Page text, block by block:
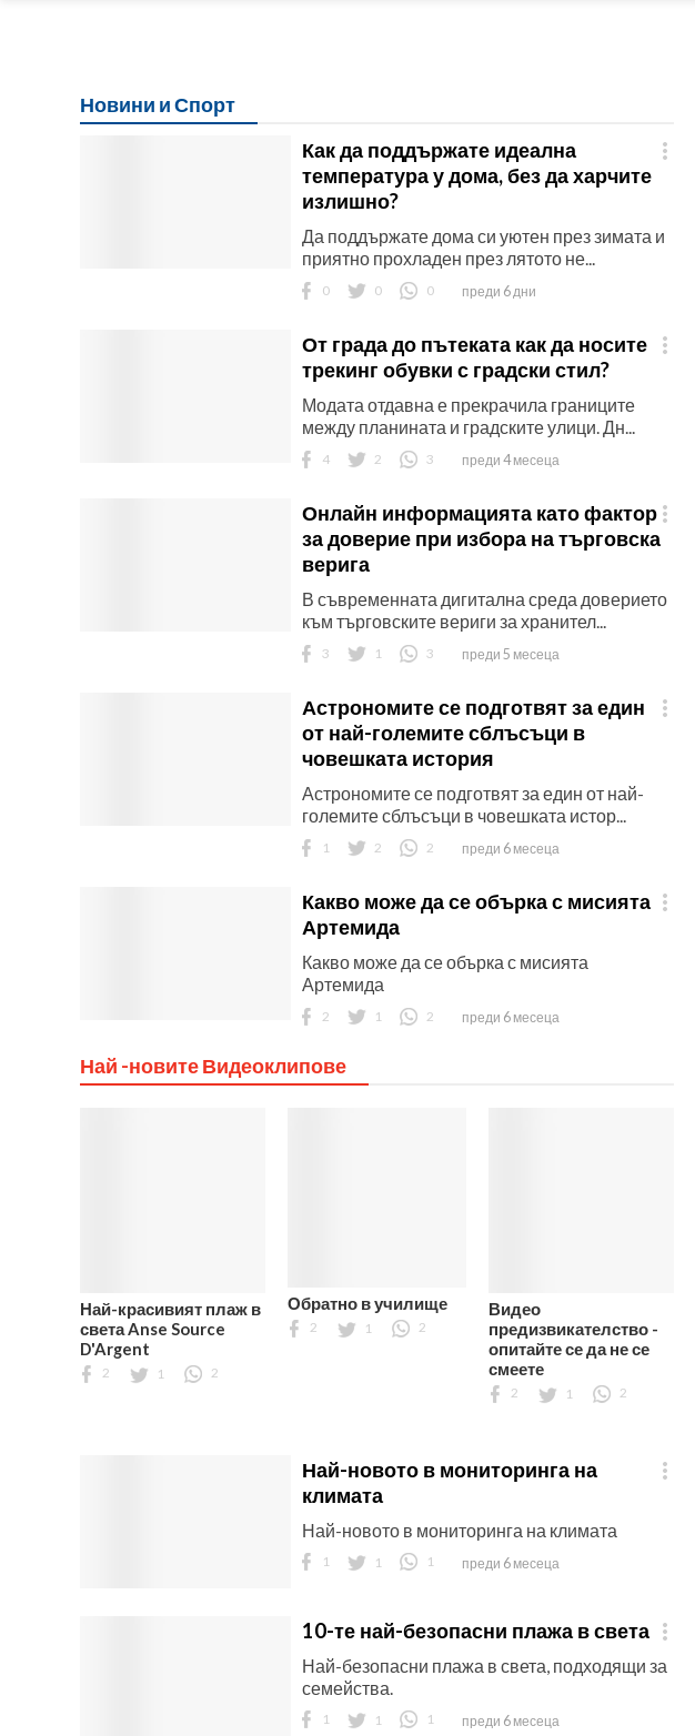
Новини и Спорт

Как да поддържате идеална
температура у дома, без да харчите
излишно?
Да поддържате дома си уютен през зимата и
приятно прохладен през лятото не...
0 0 0 преди 6 дни

От града до пътеката как да носите
трекинг обувки с градски стил?
Модата отдавна е прекрачила границите
между планината и градските улици. Дн...
4 2 3 преди 4 месеца

Онлайн информацията като фактор
за доверие при избора на търговска
верига
В съвременната дигитална среда доверието
към търговските вериги за хранител...
3 1 3 преди 5 месеца

Астрономите се подготвят за един
от най-големите сблъсъци в
човешката история
Астрономите се подготвят за един от най-
големите сблъсъци в човешката истор...
1 2 2 преди 6 месеца

Какво може да се обърка с мисията
Артемида
Какво може да се обърка с мисията
Артемида
2 1 2 преди 6 месеца
Най -новите Видеоклипове
Най-красивият плаж в
света Anse Source
D'Argent
2 1 2
Обратно в училище
2 1 2
Видео
предизвикателство -
опитайте се да не се
смеете
2 1 2

Най-новото в мониторинга на
климата
Най-новото в мониторинга на климата
1 1 1 преди 6 месеца

10-те най-безопасни плажа в света
Най-безопасни плажа в света, подходящи за
семейства.
1 1 1 преди 6 месеца